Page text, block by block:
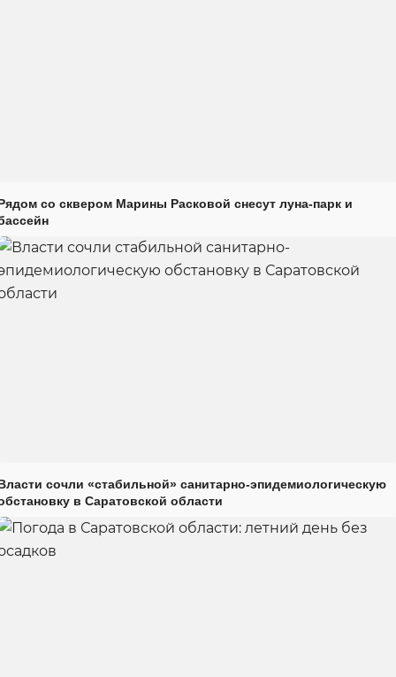
со сквером Марины Расковой снесут луна-парк и
сочли «стабильной» санитарно-эпидемиологическую
в Саратовской области